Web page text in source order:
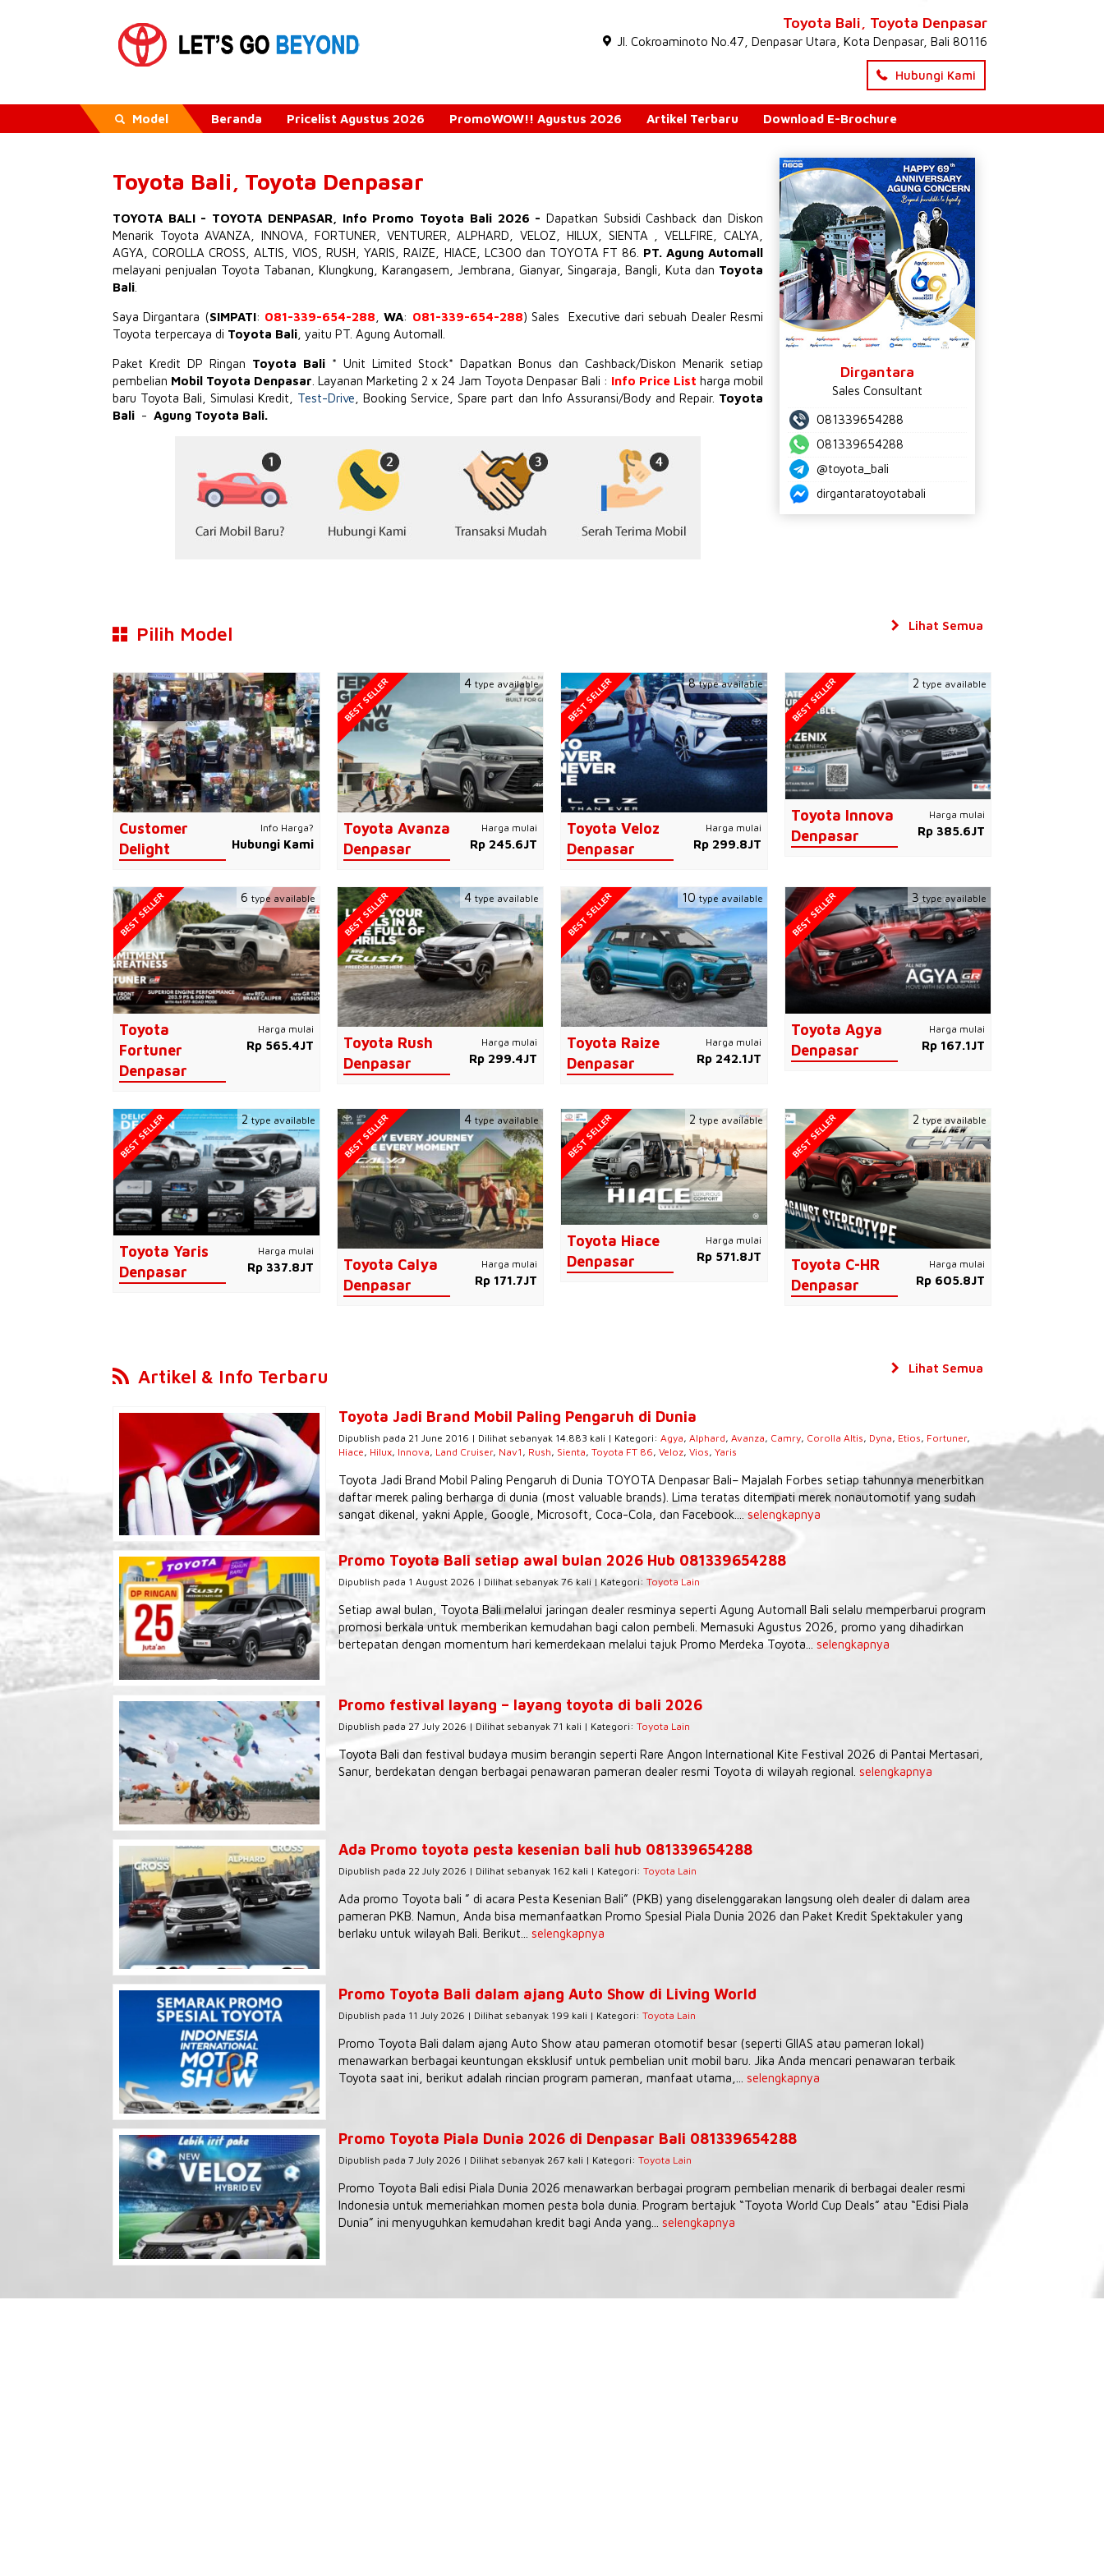
Toyota Bali, Toyota Denpasar
Jl. Cokroaminoto No.47, Denpasar Utara, Kota Denpasar, Bali 80116
Hubungi Kami
Model Beranda Pricelist Agustus 2026 PromoWOW!! Agustus 2026 Artikel Terbaru Download E-Brochure
Toyota Bali, Toyota Denpasar
TOYOTA BALI - TOYOTA DENPASAR, Info Promo Toyota Bali 2026 - Dapatkan Subsidi Cashback dan Diskon
Menarik Toyota AVANZA INNOVA FORTUNER VENTURER ,ALPHARD ,VELOZ HILUX, SIENTA ,VELLFIRE CALYA
AGYA ,COROLLA CROSS ,ALTIS ,VIOS ,RUSH ,YARIS ,RAIZE HIACE, LC300 dan TOYOTA FT 86 PT. Agung Automall
melayani penjualan Toyota Tabanan, Klungkung, Karangasem, Jembrana, Gianyar, Singaraja, Bangli, Kuta dan Toyota
Bali
Saya Dirgantara (SIMPATI: 081-339-654-288 ,WA: 081-339-654-288) Sales Executive dari sebuah Dealer Resmi
Toyota terpercaya di Toyota Bali , yaitu PT. Agung Automall.
Paket Kredit DP Ringan Toyota Bali * Unit Limited Stock* Dapatkan Bonus dan Cashback/Diskon Menarik setiap
pembelian Mobil Toyota Denpasar . Layanan Marketing 2 x 24 Jam Toyota Denpasar Bali : Info Price List harga mobil
baru Toyota Bali, Simulasi Kredit, Test-Drive , Booking Service, Spare part dan Info Assuransi/Body and Repair. Toyota
Bali - Agung Toyota Bali.
Dirgantara
Sales Consultant
081339654288
081339654288
@toyota_bali
dirgantaratoyotabali
Pilih Model
Customer
Delight
Info Harga?
Hubungi Kami
Toyota Avanza
Denpasar
Harga mulai
Rp 245.6JT
BEST SELLER 4 type available
Toyota Veloz
Denpasar
Harga mulai
Rp 299.8JT
BEST SELLER 8type available
Toyota Innova
Denpasar
Harga mulai
Rp 385.6JT
BEST SELLER 2 type available
Toyota
Fortuner
Denpasar
Harga mulai
Rp 565.4JT
BEST SELLER 6 type available
Toyota Rush
Denpasar
Harga mulai
Rp 299.4JT
BEST SELLER 4 type available
Toyota Raize
Denpasar
Harga mulai
Rp 242.1JT
BEST SELLER 10type available
Toyota Agya
Denpasar
Harga mulai
Rp 167.1JT
BEST SELLER 3type available
Toyota Yaris
Denpasar
Harga mulai
Rp 337.8JT
BEST SELLER 2type available
Toyota Calya
Denpasar
Harga mulai
Rp 171.7JT
BEST SELLER 4 type available
Toyota Hiace
Denpasar
Harga mulai
Rp 571.8JT
BEST SELLER 2 type available
Toyota C-HR
Denpasar
Harga mulai
Rp 605.8JT
BEST SELLER 2 type available
Lihat Semua
Artikel & Info Terbaru
Toyota Jadi Brand Mobil Paling Pengaruh di Dunia
Dipublish pada 21 June 2016 | Dilihat sebanyak 14.883 kali | Kategori: Agya, Alphard, Avanza, Camry, Corolla Altis, Dyna, Etios, Fortuner,
Hiace, Hilux, Innova, Land Cruiser, Nav1 , Rush, Sienta, Toyota FT 86, Veloz, Vios, Yaris
Toyota Jadi Brand Mobil Paling Pengaruh di Dunia TOYOTA Denpasar Bali– Majalah Forbes setiap tahunnya menerbitkan
daftar merek paling berharga di dunia (most valuable brands). Lima teratas ditempati merek nonautomotif yang sudah
sangat dikenal, yakni Apple, Google, Microsoft, Coca-Cola, dan Facebook....selengkapnya
Promo Toyota Bali setiap awal bulan 2026 Hub 081339654288
Dipublish pada 1 August 2026 | Dilihat sebanyak 76 kali | Kategori: Toyota Lain
Setiap awal bulan, Toyota Bali melalui jaringan dealer resminya seperti Agung Automall Bali selalu memperbarui program
promosi berkala untuk memberikan kemudahan bagi calon pembeli. Memasuki Agustus 2026, promo yang dihadirkan
bertepatan dengan momentum hari kemerdekaan melalui tajuk Promo Merdeka Toyota... selengkapnya
Promo festival layang – layang toyota di bali 2026
Dipublish pada 27 July 2026 | Dilihat sebanyak 71 kali | Kategori: Toyota Lain
Toyota Bali dan festival budaya musim berangin seperti Rare Angon International Kite Festival 2026 di Pantai Mertasari,
Sanur, berdekatan dengan berbagai penawaran pameran dealer resmi Toyota di wilayah regional. selengkapnya
Ada Promo toyota pesta kesenian bali hub 081339654288
Dipublish pada 22 July 2026 | Dilihat sebanyak 162 kali | Kategori: Toyota Lain
Ada promo Toyota bali ” di acara Pesta Kesenian Bali” (PKB) yang diselenggarakan langsung oleh dealer di dalam area
pameran PKB. Namun, Anda bisa memanfaatkan Promo Spesial Piala Dunia 2026 dan Paket Kredit Spektakuler yang
berlaku untuk wilayah Bali. Berikut... selengkapnya
Promo Toyota Bali dalam ajang Auto Show di Living World
Dipublish pada 11 July 2026 | Dilihat sebanyak 199 kali | Kategori: Toyota Lain
Promo Toyota Bali dalam ajang Auto Show atau pameran otomotif besar (seperti GIIAS atau pameran lokal)
menawarkan berbagai keuntungan eksklusif untuk pembelian unit mobil baru. Jika Anda mencari penawaran terbaik
Toyota saat ini, berikut adalah rincian program pameran, manfaat utama,... selengkapnya
Promo Toyota Piala Dunia 2026 di Denpasar Bali 081339654288
Dipublish pada 7 July 2026 | Dilihat sebanyak 267 kali | Kategori: Toyota Lain
Promo Toyota Bali edisi Piala Dunia 2026 menawarkan berbagai program pembelian menarik di berbagai dealer resmi
Indonesia untuk memeriahkan momen pesta bola dunia. Program bertajuk “Toyota World Cup Deals” atau “Edisi Piala
Dunia” ini menyuguhkan kemudahan kredit bagi Anda yang... selengkapnya
Lihat Semua